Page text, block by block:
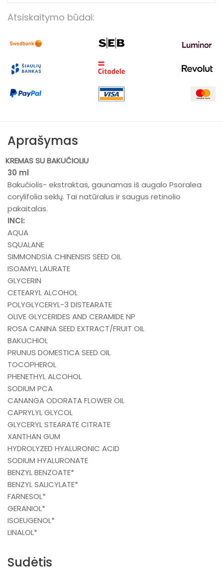
Atsiskaitymo būdai:
Aprašymas
SU BAKUČIOLIU
30 ml
Bakučiolis- ekstraktas, gaunamas iš augalo Psoralea
corylifolia sėklų. Tai natūralus ir saugus retinolio
pakaitalas.
INCI:
AQUA
SQUALANE
SIMMONDSIA CHINENSIS SEED OIL
ISOAMYL LAURATE
GLYCERIN
CETEARYL ALCOHOL
POLYGLYCERYL-3 DISTEARATE
OLIVE GLYCERIDES AND CERAMIDE NP
ROSA CANINA SEED EXTRACT/FRUIT OIL
BAKUCHIOL
PRUNUS DOMESTICA SEED OIL
TOCOPHEROL
PHENETHYL ALCOHOL
SODIUM PCA
CANANGA ODORATA FLOWER OIL
CAPRYLYL GLYCOL
GLYCERYL STEARATE CITRATE
XANTHAN GUM
HYDROLYZED HYALURONIC ACID
SODIUM HYALURONATE
BENZYL BENZOATE*
BENZYL SALICYLATE*
FARNESOL*
GERANIOL*
ISOEUGENOL*
LINALOL*
Sudėtis